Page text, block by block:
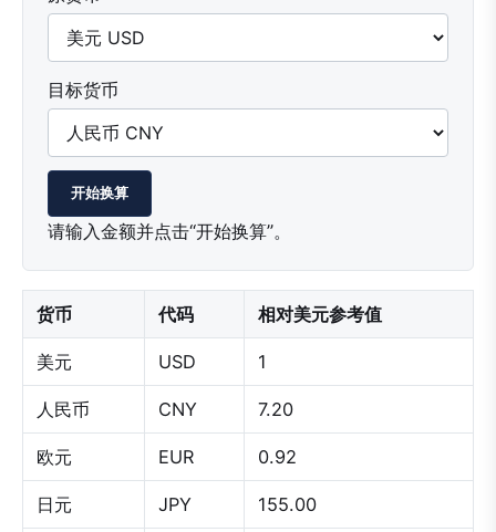
目标货币
开始换算
请输入金额并点击“开始换算”。
货币 代码 相对美元参考值
美元 USD 1
人民币 CNY 7.20
欧元 EUR 0.92
日元 JPY 155.00